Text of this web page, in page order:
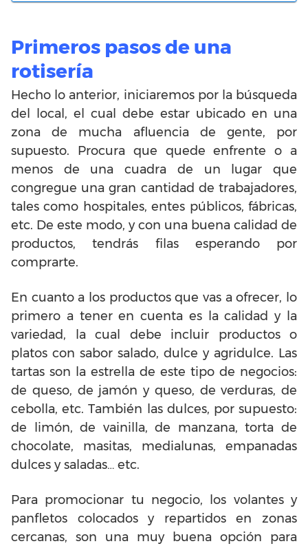
Primeros pasos de una
rotisería
Hecho lo anterior, iniciaremos por la búsqueda
del local, el cual debe estar ubicado en una
zona de mucha afluencia de gente, por
supuesto. Procura que quede enfrente o a
menos de una cuadra de un lugar que
congregue una gran cantidad de trabajadores,
tales como hospitales, entes públicos, fábricas,
etc. De este modo, y con una buena calidad de
productos, tendrás filas esperando por
comprarte.
En cuanto a los productos que vas a ofrecer, lo
primero a tener en cuenta es la calidad y la
variedad, la cual debe incluir productos o
platos con sabor salado, dulce y agridulce. Las
tartas son la estrella de este tipo de negocios:
de queso, de jamón y queso, de verduras, de
cebolla, etc. También las dulces, por supuesto:
de limón, de vainilla, de manzana, torta de
chocolate, masitas, medialunas, empanadas
dulces y saladas… etc.
Para promocionar tu negocio, los volantes y
panfletos colocados y repartidos en zonas
cercanas, son una muy buena opción para